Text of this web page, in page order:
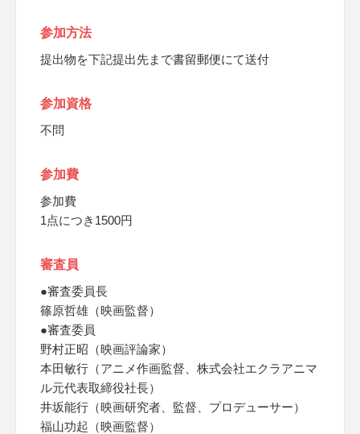
参加方法
提出物を下記提出先まで書留郵便にて送付
参加資格
不問
参加費
参加費
1点につき1500円
審査員
●審査委員長
篠原哲雄（映画監督）
●審査委員
野村正昭（映画評論家）
本田敏行（アニメ作画監督、株式会社エクラアニマ
ル元代表取締役社長）
井坂能行（映画研究者、監督、プロデューサー）
福山功起（映画監督）